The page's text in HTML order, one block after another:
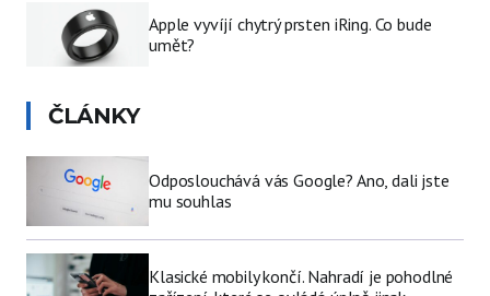
Apple vyvíjí chytrý prsten iRing. Co bude
umět?
ČLÁNKY
Odposlouchává vás Google? Ano, dali jste
mu souhlas
Klasické mobily končí. Nahradí je pohodlné